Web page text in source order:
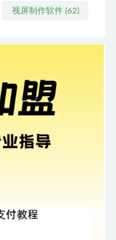
视屏制作软件(62)